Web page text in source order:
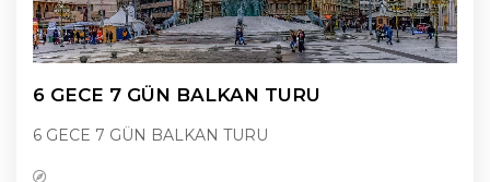
6 GECE 7 GÜN BALKAN TURU
6 GECE 7 GÜN BALKAN TURU